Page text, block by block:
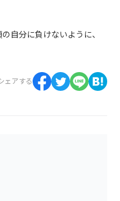
自分に負けないように、
ェアする